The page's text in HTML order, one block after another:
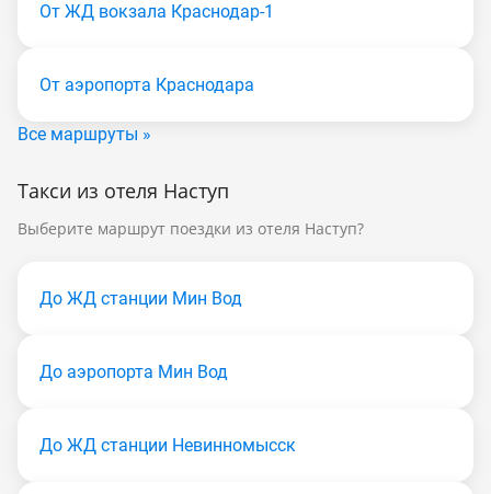
От ЖД вокзала Краснодар-1
От аэропорта Краснодара
Все маршруты »
Такси из отеля Наступ
Выберите маршрут поездки из отеля Наступ?
До ЖД станции Мин Вод
До аэропорта Мин Вод
До ЖД станции Невинномысск